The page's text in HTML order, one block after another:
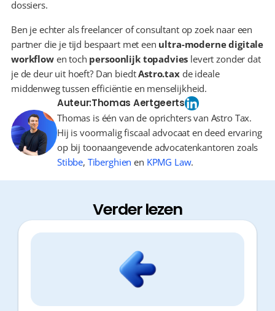
dossiers.
Ben je echter als freelancer of consultant op zoek naar een
partner die je tijd bespaart met een ultra-moderne digitale
workflow en toch persoonlijk topadvies levert zonder dat
je de deur uit hoeft? Dan biedt Astro.tax de ideale
middenweg tussen efficiëntie en menselijkheid.
Auteur:Thomas Aertgeerts
Thomas is één van de oprichters van Astro Tax.
Hij is voormalig fiscaal advocaat en deed ervaring
op bij toonaangevende advocatenkantoren zoals
Stibbe, Tiberghien en KPMG Law.
Verder lezen